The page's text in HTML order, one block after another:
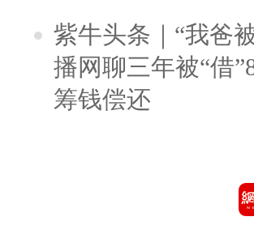
紫牛头条｜“我爸
播网聊三年被“借
筹钱偿还